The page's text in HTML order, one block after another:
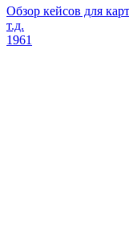
Обзор кейсов для
т.д.
1961